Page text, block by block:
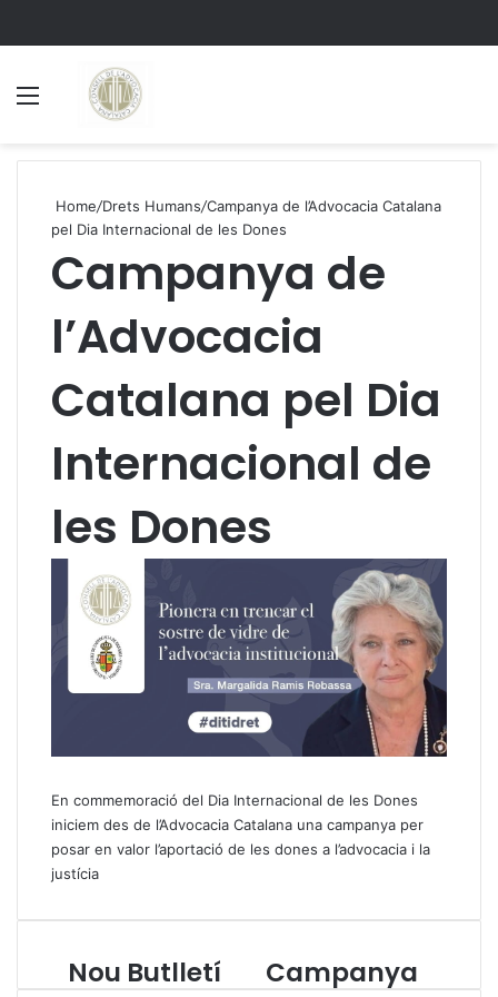
Home/Drets Humans/Campanya de l’Advocacia Catalana
pel Dia Internacional de les Dones
Campanya de
l’Advocacia
Catalana pel Dia
Internacional de
les Dones
En commemoració del Dia Internacional de les Dones
iniciem des de l’Advocacia Catalana una campanya per
posar en valor l’aportació de les dones a l’advocacia i la
justícia
N
oNou Butlletí
C
a
Campanya